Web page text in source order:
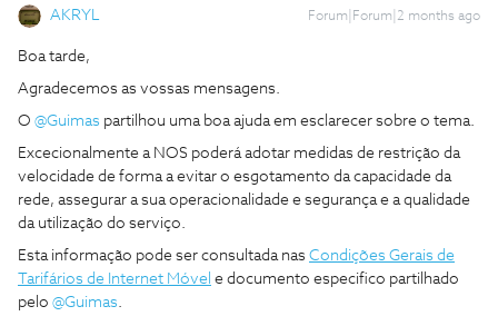
AKRYL Forum|Forum|2 months ago
Boa tarde,
Agradecemos as vossas mensagens.
O ​ @Guimas partilhou uma boa ajuda em esclarecer sobre o tema.
Excecionalmente a NOS poderá adotar medidas de restrição da
velocidade de forma a evitar o esgotamento da capacidade da
rede, assegurar a sua operacionalidade e segurança e a qualidade
da utilização do serviço.
Esta informação pode ser consultada nas Condições Gerais de
Tarifários de Internet Móvel e documento especifico partilhado
pelo ​ @Guimas.